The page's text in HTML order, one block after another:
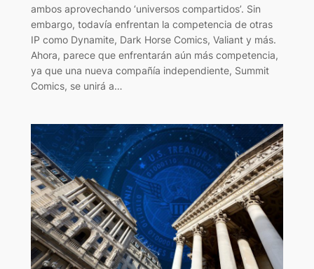
ambos aprovechando ‘universos compartidos’. Sin
embargo, todavía enfrentan la competencia de otras
IP como Dynamite, Dark Horse Comics, Valiant y más.
Ahora, parece que enfrentarán aún más competencia,
ya que una nueva compañía independiente, Summit
Comics, se unirá a…